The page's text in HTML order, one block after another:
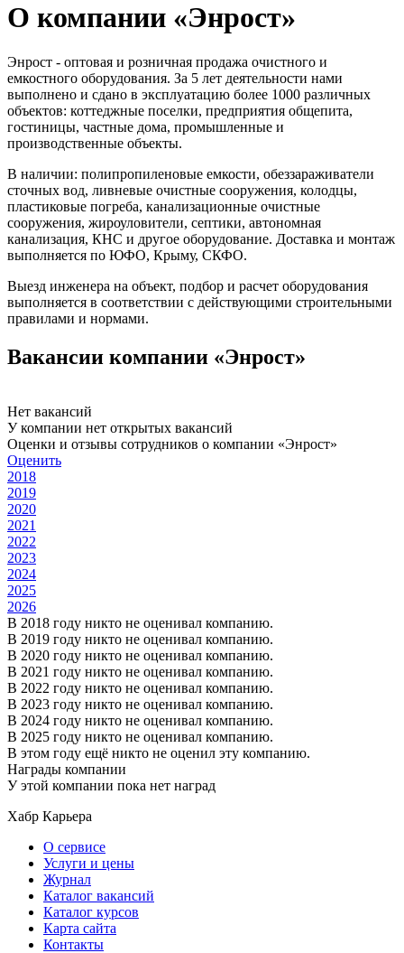
О компании «Энрост»
Энрост - оптовая и розничная продажа очистного и
емкостного оборудования. За 5 лет деятельности нами
выполнено и сдано в эксплуатацию более 1000 различных
объектов: коттеджные поселки, предприятия общепита,
гостиницы, частные дома, промышленные и
производственные объекты.
В наличии: полипропиленовые емкости, обеззараживатели
сточных вод, ливневые очистные сооружения, колодцы,
пластиковые погреба, канализационные очистные
сооружения, жироуловители, септики, автономная
канализация, КНС и другое оборудование. Доставка и монтаж
выполняется по ЮФО, Крыму, СКФО.
Выезд инженера на объект, подбор и расчет оборудования
выполняется в соответствии с действующими строительными
правилами и нормами.
Вакансии компании «Энрост»
Нет вакансий
У компании нет открытых вакансий
Оценки и отзывы сотрудников о компании «Энрост»
Оценить
2018
2019
2020
2021
2022
2023
2024
2025
2026
В 2018 году никто не оценивал компанию.
В 2019 году никто не оценивал компанию.
В 2020 году никто не оценивал компанию.
В 2021 году никто не оценивал компанию.
В 2022 году никто не оценивал компанию.
В 2023 году никто не оценивал компанию.
В 2024 году никто не оценивал компанию.
В 2025 году никто не оценивал компанию.
В этом году ещё никто не оценил эту компанию.
Награды компании
У этой компании пока нет наград
Хабр Карьера
О сервисе
Услуги и цены
Журнал
Каталог вакансий
Каталог курсов
Карта сайта
Контакты